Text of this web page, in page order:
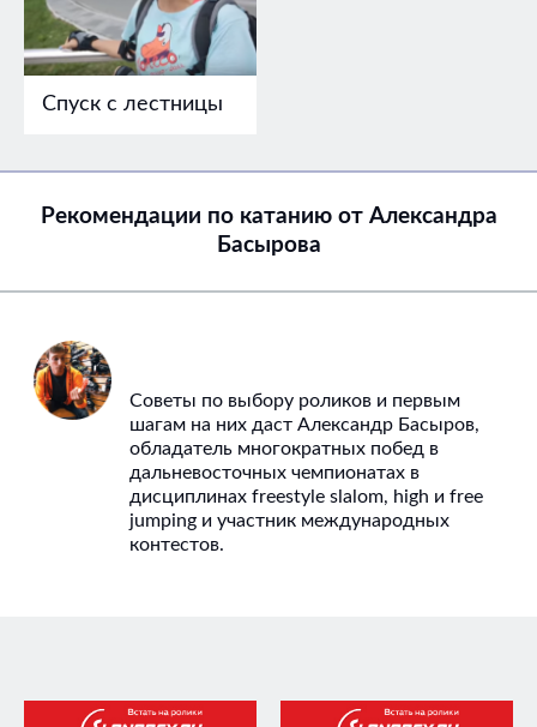
Спуск с лестницы
Рекомендации по катанию от Александра
Басырова
Советы по выбору роликов и первым
шагам на них даст Александр Басыров,
обладатель многократных побед в
дальневосточных чемпионатах в
дисциплинах freestyle slalom, high и free
jumping и участник международных
контестов.